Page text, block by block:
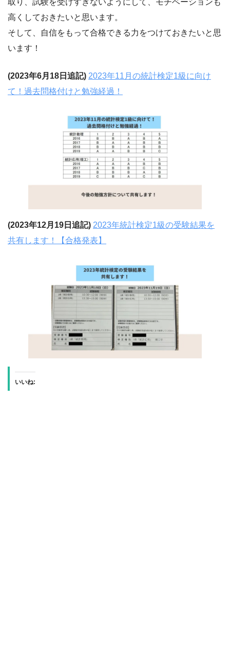
取り、試験を受けすぎないようにして、モチベーションも
高くしておきたいと思います。
そして、自信をもって合格できる力をつけておきたいと思
います！
(2023年6月18日追記) 2023年11月の統計検定1級に向け
て！過去問格付けと勉強経過！
(2023年12月19日追記) 2023年統計検定1級の受験結果を
共有します！【合格発表】
いいね: